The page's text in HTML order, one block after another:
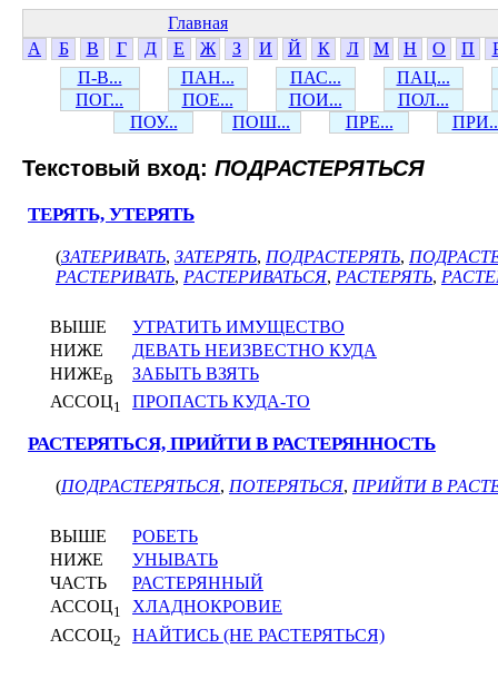
Главная
А
Б В Г Д Е Ж З И Й К Л М Н О П
П-В...
ПАН... ПАС...
ПАЦ...
ПОГ...
ПОЕ... ПОИ...
ПОЛ...
ПОУ...
ПОШ... ПРЕ...
Текстовый вход: ПОДРАСТЕРЯТЬСЯ
ТЕРЯТЬ, УТЕРЯТЬ
(ЗАТЕРИВАТЬ, ЗАТЕРЯТЬ, ПОДРАСТЕРЯТЬ,
РАСТЕРИВАТЬ, РАСТЕРИВАТЬСЯ, РАСТЕРЯТЬ,
ВЫШЕ
УТРАТИТЬ ИМУЩЕСТВО
НИЖЕ
ДЕВАТЬ НЕИЗВЕСТНО КУДА
НИЖЕВ
ЗАБЫТЬ ВЗЯТЬ
АССОЦ1 ПРОПАСТЬ КУДА-ТО
РАСТЕРЯТЬСЯ, ПРИЙТИ В РАСТЕРЯННОСТЬ
(ПОДРАСТЕРЯТЬСЯ, ПОТЕРЯТЬСЯ, ПРИЙТИ В
ВЫШЕ
РОБЕТЬ
НИЖЕ
УНЫВАТЬ
ЧАСТЬ
РАСТЕРЯННЫЙ
АССОЦ1
ХЛАДНОКРОВИЕ
АССОЦ2 НАЙТИСЬ (НЕ РАСТЕРЯТЬСЯ)